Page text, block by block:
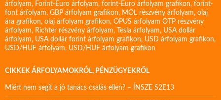
árfolyam, Forint-Euro árfolyam, forint-Euro árfolyam grafikon, forint-
font árfolyam, GBP árfolyam grafikon, MOL részvény árfolyam, olaj
ára grafikon, olaj árfolyam grafikon, OPUS árfolyam OTP részvény
árfolyam, Richter részvény árfolyam, Tesla árfolyam, USA dollár
árfolyam, USA dollár forint árfolyam grafikon, USD árfolyam grafikon,
USD/HUF árfolyam, USD/HUF árfolyam grafikon
CIKKEK ÁRFOLYAMOKRÓL, PÉNZÜGYEKRŐL
Miért nem segít a jó tanács csalás ellen? – ÍNSZE S2E13